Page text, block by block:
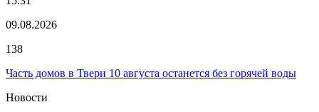
09.08.2026
138
Часть домов в Твери 10 августа останется без горячей воды
Новости